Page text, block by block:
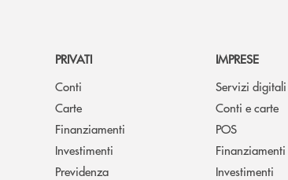
PRIVATI
Conti
Carte
Finanziamenti
Investimenti
Previdenza
IMPRESE
Servizi digitali
Conti e carte
POS
Finanziamenti
Investimenti